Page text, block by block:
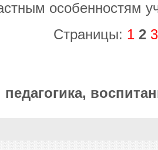
особенностям
Страницы: 1 2 3